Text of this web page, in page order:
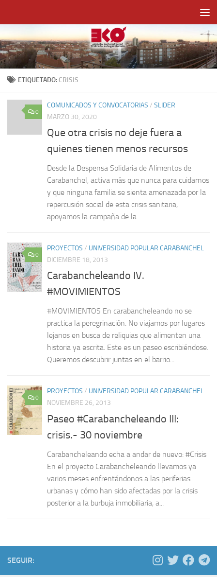
ETIQUETADO: CRISIS
0
COMUNICADOS Y CONVOCATORIAS / SLIDER
MARZO 30, 2020
Que otra crisis no deje fuera a
quienes tienen menos recursos
Desde la Despensa Solidaria de Alimentos de
Carabanchel, activa más que nunca para cuidarnos
y que ninguna familia se sienta amenazada por la
repercusión social de esta crisis sanitaria,
apoyamos la campaña de la...
0
PROYECTOS / UNIVERSIDAD POPULAR CARABANCHEL
DICIEMBRE 18, 2013
Carabancheleando IV.
#MOVIMIENTOS
#MOVIMIENTOS En carabancheleando no se
practica la peregrinación. No viajamos por lugares
lejanos en busca de reliquias que alimenten una
historia ya escrita. Este es un paseo escribiéndose.
Queremos descubrir juntas en el barrio...
0
PROYECTOS / UNIVERSIDAD POPULAR CARABANCHEL
NOVIEMBRE 26, 2013
Paseo #Carabancheleando III:
crisis.- 30 noviembre
Carabancheleando echa a andar de nuevo: #Crisis
En el proyecto Carabancheleando llevamos ya
varios meses enfrentándonos a las periferias
urbanas y cómo han sido afectadas por la crisis
posterior a la burbuja inmobiliaria, a...
SEGUIR: